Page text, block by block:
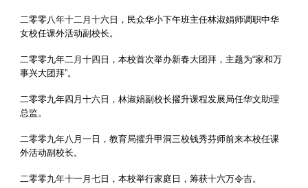
二零零八年十二月十六日，民众华小下午班主任林淑娟师调职中华
女校任课外活动副校长。
二零零九年二月十四日，本校首次举办新春大团拜，主题为“家和万
事兴大团拜”。
二零零九年四月十六日，林淑娟副校长擢升课程发展局任华文助理
总监。
二零零九年八月一日，教育局擢升甲洞三校钱秀芬师前来本校任课
外活动副校长。
二零零九年十一月七日，本校举行家庭日，筹获十六万令吉。